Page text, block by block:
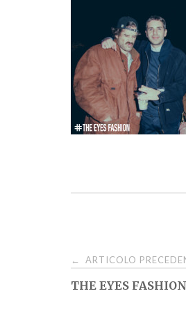
articoli
← ARTICOLO
THE EYES